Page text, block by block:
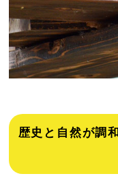
歴史と自然が調